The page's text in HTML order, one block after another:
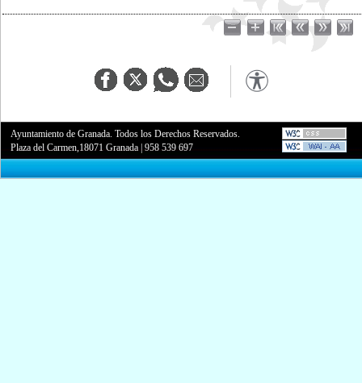
Ayuntamiento de Granada. Todos los Derechos Reservados.
Plaza del Carmen,18071 Granada |958 539 697